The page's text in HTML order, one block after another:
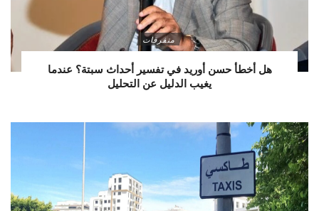
متفرقات
هل أخطأ حسن أوريد في تفسير أحداث سبتة؟ عندما
يغيب الدليل عن التحليل